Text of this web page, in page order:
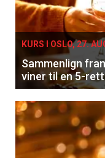
KURS I OSLO, 27.
Sammenlign
viner til en 5-